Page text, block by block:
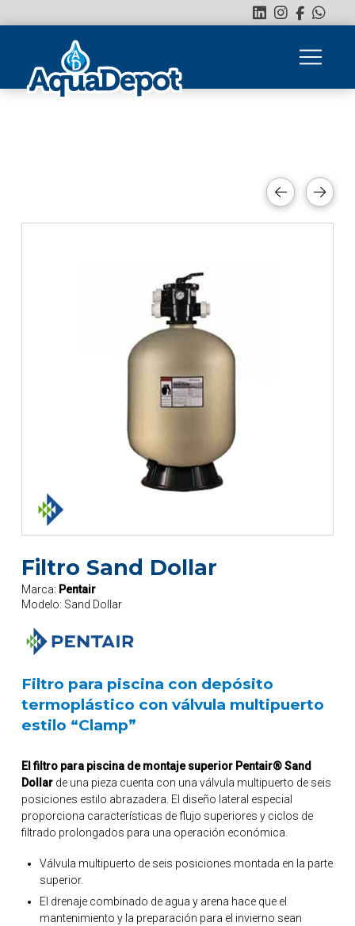
Filtro Sand Dollar
Marca: Pentair
Modelo: Sand Dollar
Filtro para piscina con depósito
termoplástico con válvula multipuerto
estilo “Clamp”
El filtro para piscina de montaje superior Pentair® Sand
Dollarde una pieza cuenta con una válvula multipuerto de seis
posiciones estilo abrazadera. El diseño lateral especial
proporciona características de flujo superiores y ciclos de
filtrado prolongados para una operación económica.
Válvula multipuerto de seis posiciones montada en la parte
superior.
El drenaje combinado de agua y arena hace que el
mantenimiento y la preparación para el invierno sean